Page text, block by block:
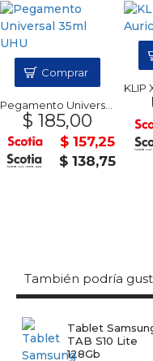
Pegamento Universal 35ml UHU
$ 185,00
$ 157,25
$ 138,75
Comprar
También podría
Tablet
TAB S10 Lite
128Gb